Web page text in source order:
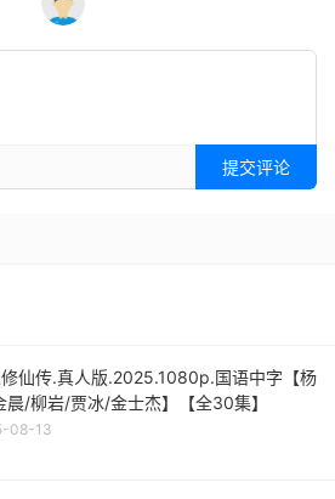
提交评论
修仙传.真人版.2025.1080p.国语中字【杨
晨/柳岩/贾冰/金士杰】【全30集】
08-13